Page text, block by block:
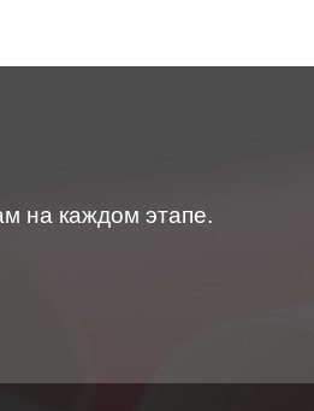
на каждом этапе.